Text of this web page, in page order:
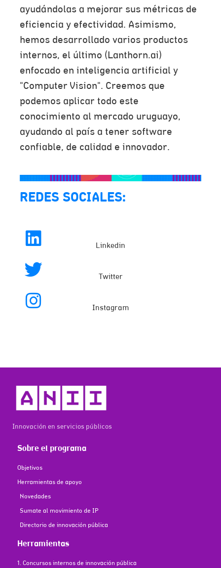
ayudándolas a mejorar sus métricas de
eficiencia y efectividad. Asimismo,
hemos desarrollado varios productos
internos, el último (Lanthorn.ai)
enfocado en inteligencia artificial y
"Computer Vision". Creemos que
podemos aplicar todo este
conocimiento al mercado uruguayo,
ayudando al país a tener software
confiable, de calidad e innovador.
REDES SOCIALES:
Linkedin
Twitter
Instagram
Innovación en servicios públicos
Sobre el programa
Objetivos
Herramientas de apoyo
Novedades
Sumate al movimiento de IP
Directorio de innovación pública
Herramientas
1. Concursos internos de innovación pública